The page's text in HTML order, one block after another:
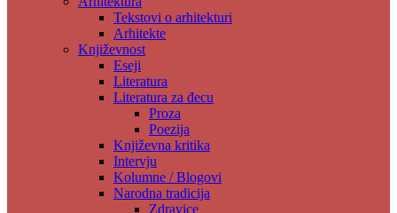
Tekstovi o arhitekturi
Arhitekte
Književnost
Eseji
Literatura
Literatura za đecu
Proza
Poezija
Književna kritika
Intervju
Kolumne / Blogovi
Narodna tradicija
Zdravice